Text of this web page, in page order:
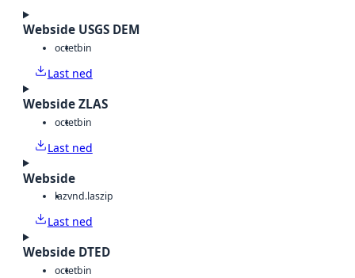
Webside USGS DEM
octetbin
Last ned
Webside ZLAS
octetbin
Last ned
Webside
lazvnd.laszip
Last ned
Webside DTED
octetbin